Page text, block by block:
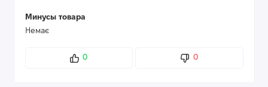
Минусы товара
Немає
0 0